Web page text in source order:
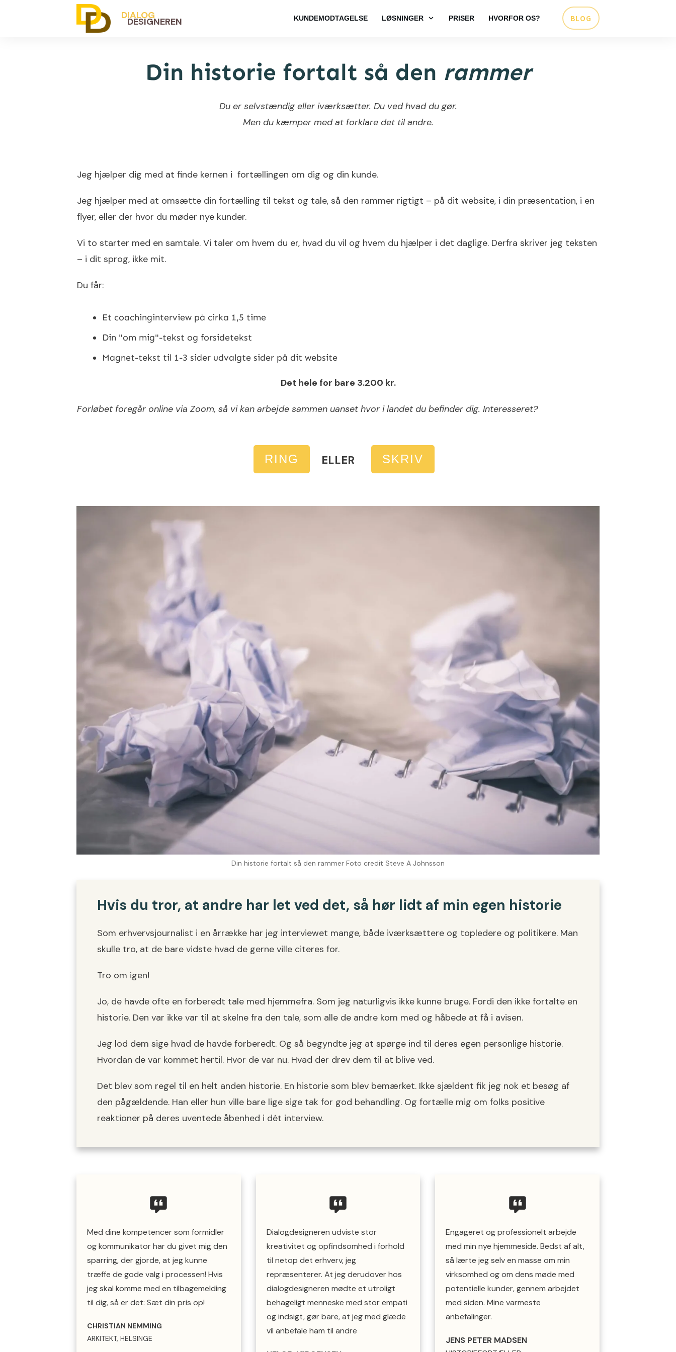
DIALOG
DESIGNEREN KUNDEMODTAGELSE LØSNINGER PRISER HVORFOR OS? BLOG
Din historie fortalt så den rammer
Du er selvstændig eller iværksætter. Du ved hvad du gør.
Men du kæmper med at forklare det til andre.
Jeg hjælper dig med at finde kernen i fortællingen om dig og din kunde.
Jeg hjælper med at omsætte din fortælling til tekst og tale, så den rammer rigtigt – på dit website, i din præsentation, i en
flyer, eller der hvor du møder nye kunder.
Vi to starter med en samtale. Vi taler om hvem du er, hvad du vil og hvem du hjælper i det daglige. Derfra skriver jeg teksten
– i dit sprog, ikke mit.
Du får:
Et coachinginterview på cirka 1,5 time
Din "om mig"-tekst og forsidetekst
Magnet-tekst til 1-3 sider udvalgte sider på dit website
Det hele for bare 3.200 kr.
Forløbet foregår online via Zoom, så vi kan arbejde sammen uanset hvor i landet du befinder dig. Interesseret?
RING ELLER SKRIV
Din historie fortalt så den rammer Foto credit Steve A Johnsson
Hvis du tror, at andre har let ved det, så hør lidt af min egen historie
Som erhvervsjournalist i en årrække har jeg interviewet mange, både iværksættere og topledere og politikere. Man
skulle tro, at de bare vidste hvad de gerne ville citeres for.
Tro om igen!
Jo, de havde ofte en forberedt tale med hjemmefra. Som jeg naturligvis ikke kunne bruge. Fordi den ikke fortalte en
historie. Den var ikke var til at skelne fra den tale, som alle de andre kom med og håbede at få i avisen.
Jeg lod dem sige hvad de havde forberedt. Og så begyndte jeg at spørge ind til deres egen personlige historie.
Hvordan de var kommet hertil. Hvor de var nu. Hvad der drev dem til at blive ved.
Det blev som regel til en helt anden historie. En historie som blev bemærket. Ikke sjældent fik jeg nok et besøg af
den pågældende. Han eller hun ville bare lige sige tak for god behandling. Og fortælle mig om folks positive
reaktioner på deres uventede åbenhed i dét interview.
Med dine kompetencer som formidler
og kommunikator har du givet mig den
sparring, der gjorde, at jeg kunne
træffe de gode valg i processen! Hvis
jeg skal komme med en tilbagemelding
til dig, så er det: Sæt din pris op!
CHRISTIAN NEMMING
ARKITEKT, HELSINGE
Dialogdesigneren udviste stor
kreativitet og opfindsomhed i forhold
til netop det erhverv, jeg
repræsenterer. At jeg derudover hos
dialogdesigneren mødte et utroligt
behageligt menneske med stor empati
og indsigt, gør bare, at jeg med glæde
vil anbefale ham til andre
Engageret og professionelt arbejde
med min nye hjemmeside. Bedst af alt,
så lærte jeg selv en masse om min
virksomhed og om dens møde med
potentielle kunder, gennem arbejdet
med siden. Mine varmeste
anbefalinger.
JENS PETER MADSEN